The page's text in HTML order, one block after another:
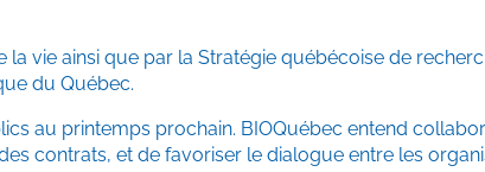
vie ainsi que par la Stratégie québécoise de
du Québec.
au printemps prochain. BIOQuébec entend
contrats, et de favoriser le dialogue entre les